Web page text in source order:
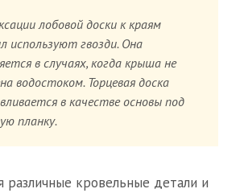
лобовой доски к краям
используют гвозди. Она
в случаях, когда крыша не
водостоком. Торцевая доска
в качестве основы под
планку.
различные кровельные детали и